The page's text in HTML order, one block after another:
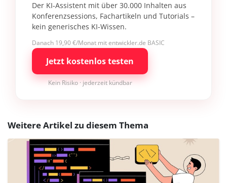
Der KI-Assistent mit über 30.000 Inhalten aus
Konferenzsessions, Fachartikeln und Tutorials –
kein generisches KI-Wissen.
Danach 19,90 €/Monat mit entwickler.de BASIC
Jetzt kostenlos testen
Kein Risiko · jederzeit kündbar
Weitere Artikel zu diesem Thema